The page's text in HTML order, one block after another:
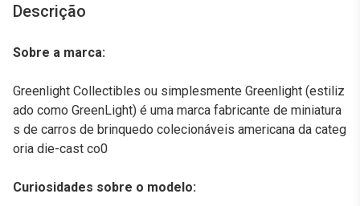
Descrição
Sobre a marca:
Greenlight Collectibles ou simplesmente Greenlight (estiliz
ado como GreenLight) é uma marca fabricante de miniatura
s de carros de brinquedo colecionáveis americana da categ
oria die-cast co0
Curiosidades sobre o modelo: